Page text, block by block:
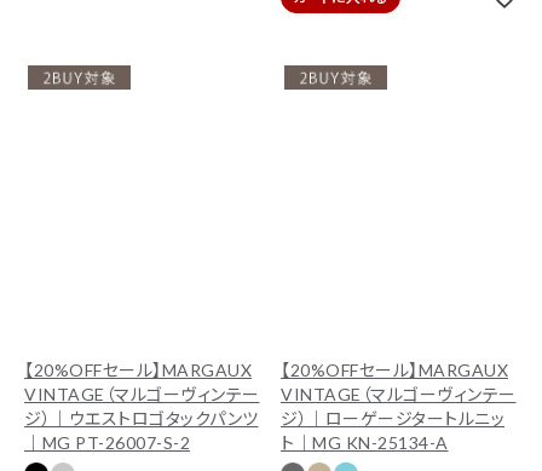
【20%OFFセール】MARGAUX
VINTAGE（マルゴーヴィンテー
ジ）｜ウエストロゴタックパンツ
｜MG PT-26007-S-2
【20%OFFセール】MARGAUX
VINTAGE（マルゴーヴィンテー
ジ）｜ローゲージタートルニッ
ト｜MG KN-25134-A